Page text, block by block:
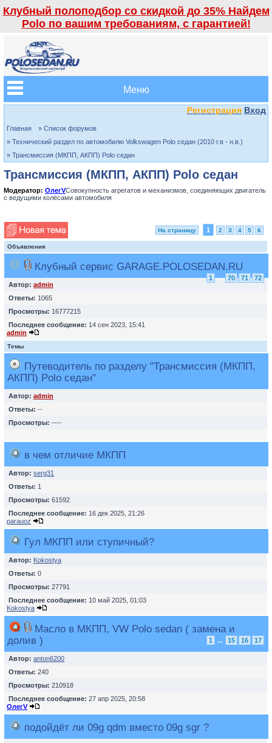
Клубный полоподбор со скидкой до 35% Найдем
Polo по вашим требованиям, с гарантией!
Меню
Регистрация Вход
Главная
» Список форумов
» Технический раздел по автомобилю Volkswagen Polo седан (2010 г.в - н.в.)
» Трансмиссия (МКПП, АКПП) Polo седан
Трансмиссия (МКПП, АКПП) Polo седан
Модератор: ОлегVСовокупность агрегатов и механизмов, соединяющих двигатель
с ведущими колёсами автомобиля
На страницу 1 2 3 4 5 6
Объявления
Клубный сервис GARAGE.POLOSEDAN.RU
1 ... 70 71
72
Автор: admin
Ответы: 1065
Просмотры: 16777215
Последнее сообщение: 14 сен 2023, 15:41
admin
Темы
Путеводитель по разделу "Трансмиссия (МКПП,
АКПП) Polo седан"
Автор: admin
Ответы: --
Просмотры: ----
в чем отличие МКПП
Автор: serg31
Ответы: 1
Просмотры: 61592
Последнее сообщение: 16 дек 2025, 21:26
parauoz
Гул МКПП или ступичный?
Автор: Kokostya
Ответы: 0
Просмотры: 27791
Последнее сообщение: 10 май 2025, 01:03
Kokostya
Масло в МКПП, VW Polo sedan ( замена и
долив )
1 ... 15 16 17
Автор: anton6200
Ответы: 240
Просмотры: 210918
Последнее сообщение: 27 апр 2025, 20:58
ОлегV
подойдёт ли 09g qdm вместо 09g sgr ?